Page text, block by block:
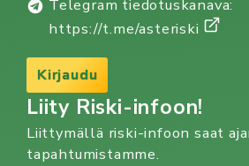
Telegram tiedotuskanava:
https://t.me/asteriski
Kirjaudu
Liity Riski-infoon!
Liittymällä riski-infoon saat
tapahtumistamme.